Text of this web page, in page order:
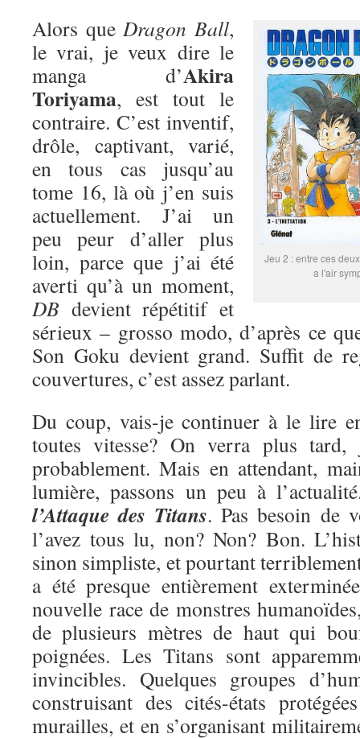
Jeu 2 : entre ces
a l'air
Alors queDragon Ball,
le vrai, je veux dire le
manga d’Akira
Toriyama, est tout le
contraire. C’est inventif,
drôle, captivant, varié,
en tous cas jusqu’au
tome 16, là où j’en suis
actuellement. J’ai un
peu peur d’aller plus
loin, parce que j’ai été
averti qu’à un moment,
DB devient répétitif et
sérieux – grosso modo, d’après ce
Son Goku devient grand. Suffit de
couvertures, c’est assez parlant.
Du coup, vais-je continuer à le lire
toutes vitesse? On verra plus
probablement. Mais en attendant,
lumière, passons un peu à
l’Attaque des Titans. Pas besoin de
l’avez tous lu, non? Non? Bon.
sinon simpliste, et pourtant
a été presque entièrement
nouvelle race de monstres
de plusieurs mètres de haut qui
poignées. Les Titans sont
invincibles. Quelques groupes
construisant des cités-états
murailles, et en s’organisant